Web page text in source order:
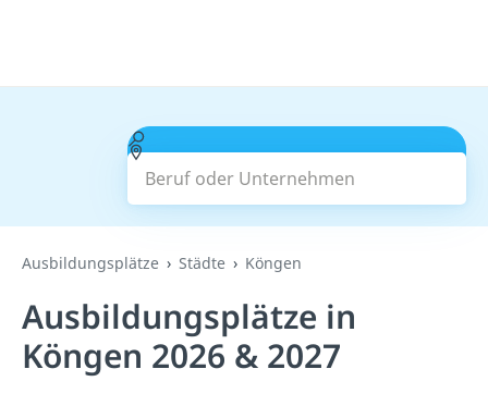
Beruf oder Unternehmen
Suchen
Ausbildungsplätze Städte Köngen
Ausbildungsplätze in
Köngen 2026 & 2027